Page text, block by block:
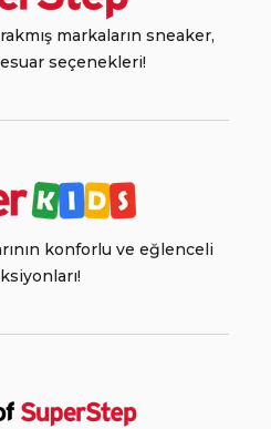
markaların sneaker,
seçenekleri!
konforlu ve eğlenceli